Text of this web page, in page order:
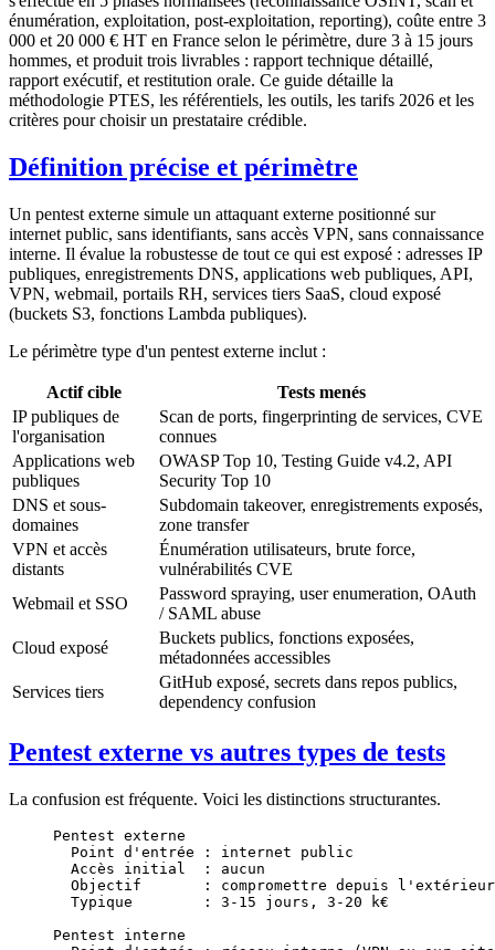
énumération, exploitation, post-exploitation, reporting), coûte entre 3
000 et 20 000 € HT en France selon le périmètre, dure 3 à 15 jours
hommes, et produit trois livrables : rapport technique détaillé,
rapport exécutif, et restitution orale. Ce guide détaille la
méthodologie PTES, les référentiels, les outils, les tarifs 2026 et les
critères pour choisir un prestataire crédible.
Définition précise et périmètre
Un pentest externe simule un attaquant externe positionné sur
internet public, sans identifiants, sans accès VPN, sans connaissance
interne. Il évalue la robustesse de tout ce qui est exposé : adresses IP
publiques, enregistrements DNS, applications web publiques, API,
VPN, webmail, portails RH, services tiers SaaS, cloud exposé
(buckets S3, fonctions Lambda publiques).
Le périmètre type d'un pentest externe inclut :
Actif cible
Tests menés
IP publiques de
l'organisation
Scan de ports, fingerprinting de services, CVE
connues
Applications web
publiques
OWASP Top 10, Testing Guide v4.2, API
Security Top 10
DNS et sous-
domaines
Subdomain takeover, enregistrements exposés,
zone transfer
VPN et accès
distants
Énumération utilisateurs, brute force,
vulnérabilités CVE
Webmail et SSO
Password spraying, user enumeration, OAuth
/ SAML abuse
Cloud exposé
Buckets publics, fonctions exposées,
métadonnées accessibles
Services tiers
GitHub exposé, secrets dans repos publics,
dependency confusion
Pentest externe vs autres types de tests
La confusion est fréquente. Voici les distinctions structurantes.
Pentest externe
  Point d'entrée : internet public
  Accès initial  : aucun
  Objectif       : compromettre depuis l'extérieur
  Typique        : 3-15 jours, 3-20 k€
Pentest interne